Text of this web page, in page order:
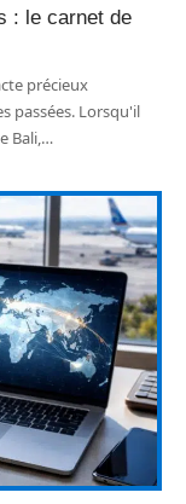
: le carnet de
précieux
passées. Lorsqu'il
Bali, …